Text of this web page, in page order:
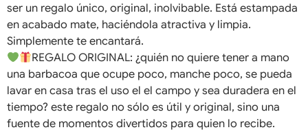
ser un regalo único, original, inolvibable. Está estampada
en acabado mate, haciéndola atractiva y limpia.
Simplemente te encantará.
REGALO ORIGINAL: ¿quién no quiere tener a mano
una barbacoa que ocupe poco, manche poco, se pueda
lavar en casa tras el uso el el campo y sea duradera en el
tiempo? este regalo no sólo es útil y original, sino una
fuente de momentos divertidos para quien lo recibe.